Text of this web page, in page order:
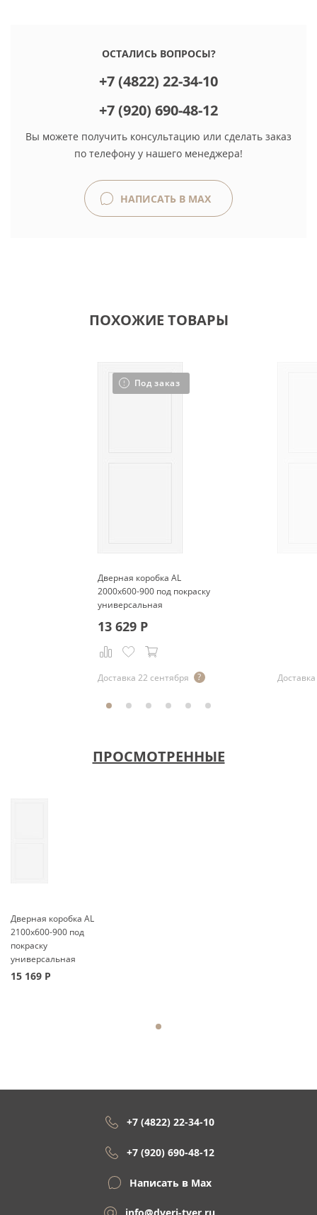
ОСТАЛИСЬ ВОПРОСЫ?
+7 (4822) 22-34-10
+7 (920) 690-48-12
Вы можете получить консультацию или сделать заказ
по телефону у нашего менеджера!
НАПИСАТЬ В MAX
ПОХОЖИЕ ТОВАРЫ
Под заказ
Дверная коробка AL
2000x600-900 под покраску
универсальная
13 629Р
Доставка 22 сентября Доставка
ПРОСМОТРЕННЫЕ
Дверная коробка AL
2100x600-900 под
покраску
универсальная
15 169 Р
+7 (4822) 22-34-10
+7 (920) 690-48-12
Написать в Max